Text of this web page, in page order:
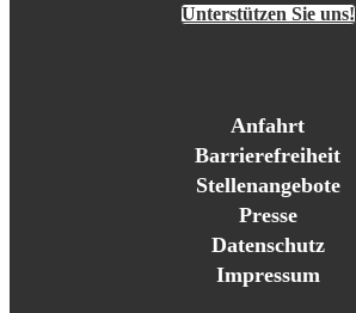
Unterstützen Sie uns!
Anfahrt
Barrierefreiheit
Stellenangebote
Presse
Datenschutz
Impressum